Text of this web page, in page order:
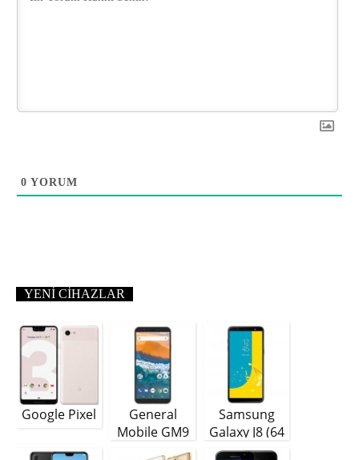
0 YORUM
YENI CIHAZLAR
Google Pixel
General
Mobile GM9
Samsung
Galaxy J8 (64
GB)